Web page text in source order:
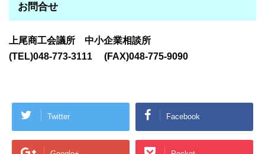
お問合せ
上尾商工会議所 中小企業相談所
(TEL)048-773-3111 (FAX)048-775-9090
Twitter Facebook